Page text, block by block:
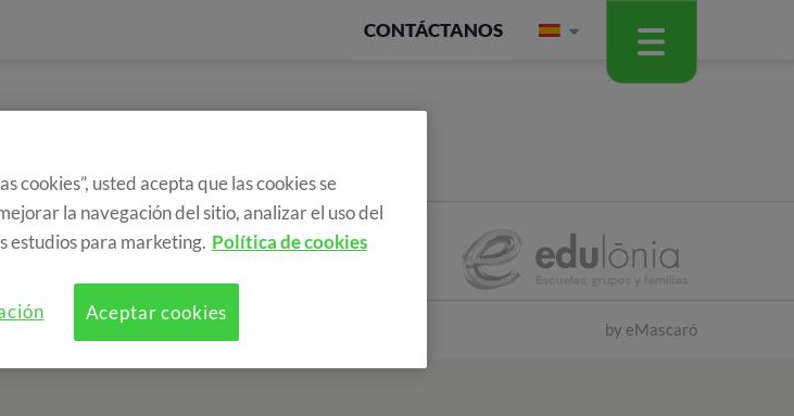
CONTÁCTANOS
by eMascaró
cookies”, usted acepta que las cookies se
la navegación del sitio, analizar el uso del
estudios para marketing. Política de cookies
Aceptar cookies